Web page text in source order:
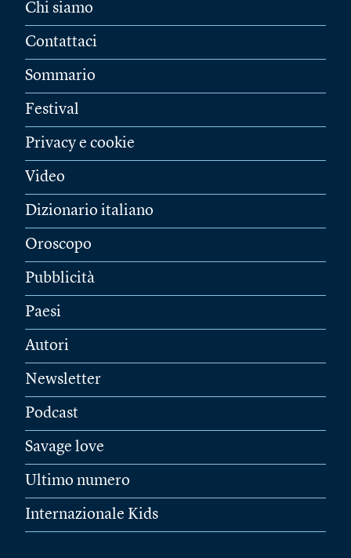
Chi siamo
Contattaci
Sommario
Festival
Privacy e cookie
Video
Dizionario italiano
Oroscopo
Pubblicità
Paesi
Autori
Newsletter
Podcast
Savage love
Ultimo numero
Internazionale Kids